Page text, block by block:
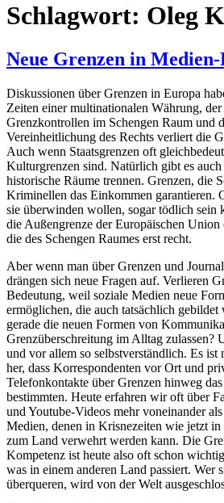
Schlagwort: Oleg
Neue Grenzen in
Diskussionen über Grenzen in Europa
Zeiten einer multinationalen Währung,
Grenzkontrollen im Schengen Raum und
Vereinheitlichung des Rechts verliert die
Auch wenn Staatsgrenzen oft
Kulturgrenzen sind. Natürlich gibt es
historische Räume trennen. Grenzen, die
Kriminellen das Einkommen garantieren.
sie überwinden wollen, sogar tödlich sein
die Außengrenze der Europäischen Union
die des Schengen Raumes erst recht.
Aber wenn man über Grenzen und
drängen sich neue Fragen auf. Verlieren
Bedeutung, weil soziale Medien neue
ermöglichen, die auch tatsächlich gebildet
gerade die neuen Formen von
Grenzüberschreitung im Alltag zulassen?
und vor allem so selbstverständlich. Es ist
her, dass Korrespondenten vor Ort und
Telefonkontakte über Grenzen hinweg
bestimmten. Heute erfahren wir oft über
und Youtube-Videos mehr voneinander
Medien, denen in Krisnezeiten wie jetzt
zum Land verwehrt werden kann. Die
Kompetenz ist heute also oft schon
was in einem anderen Land passiert. Wer
überqueren, wird von der Welt